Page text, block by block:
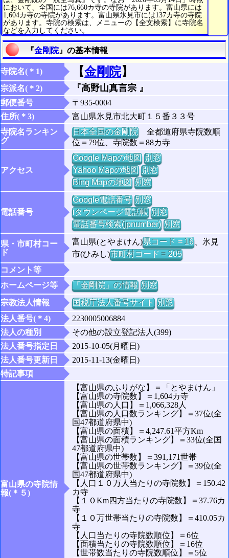
において、全国には76,660カ寺の寺院があります。富山県には
1,604カ寺の寺院があります。富山県氷見市には137カ寺の寺院
があります。寺院の検索は、メニューの【全文検索】に寺院名
などを入力してください。
『金剛院』の基本情報
寺院名(＊1) 【金剛院】
宗派名(＊2) 『高野山真言宗 』
郵便番号
〒935-0004
住所(＊3)
富山県氷見市北大町１５番３３号
寺院名ランキン
グ
日本全国の金剛院全都道府県寺院数順
位＝79位、寺院数＝88カ寺
アクセス
Google Mapの地図 別窓
Yahoo Mapの地図 別窓
Bing Mapの地図 別窓
電話番号
Google電話番号 別窓
iタウンページ電話帳 別窓
電話番号検索(jpnumber) 別窓
県・市町村コー
ド
富山県(とやまけん)県コード = 16、氷見
市(ひみし)市町村コード = 205
コメント等
ホームページ等
「金剛院」の情報 別窓
宗教法人情報
国税庁法人番号サイト 別窓
法人番号(＊4)
2230005006884
法人の種別
その他の設立登記法人(399)
法人番号指定日
2015-10-05(月曜日)
法人番号更新日
2015-11-13(金曜日)
特記事項
富山県の寺院情
報(＊５)
【富山県のふりがな】＝「とやまけん」
【富山県の寺院数】＝1,604カ寺
【富山県の人口】＝1,066,328人
【富山県の人口数ランキング】＝37位(全
国47都道府県中)
【富山県の面積】＝4,247.61平方Km
【富山県の面積ランキング】＝33位(全国
47都道府県中)
【富山県の世帯数】＝391,171世帯
【富山県の世帯数ランキング】＝39位(全
国47都道府県中)
【人口１０万人当たりの寺院数】＝150.42
カ寺
【１０Km四方当たりの寺院数】＝37.76カ
寺
【１０万世帯当たりの寺院数】＝410.05カ
寺
【人口当たりの寺院数順位】＝6位
【面積当たりの寺院数順位】＝16位
【世帯数当たりの寺院数順位】＝5位